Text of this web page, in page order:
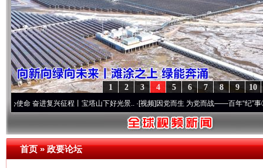
10
9
8
7
6
5
4
3
2
1
进复兴征程丨宝塔山下好光景..·[视频]因党而生 为党而战——百年“纪”事⑧加强纪
首页»政要论坛